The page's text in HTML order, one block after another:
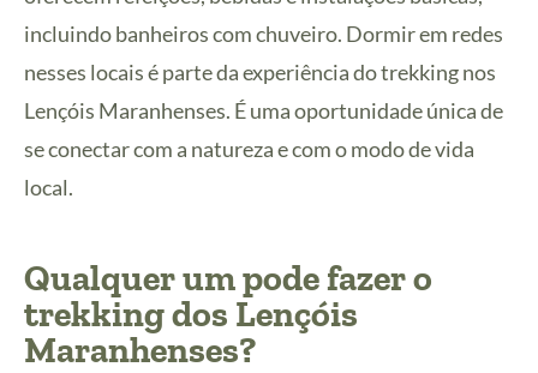
incluindo banheiros com chuveiro. Dormir em redes
nesses locais é parte da experiência do trekking nos
Lençóis Maranhenses. É uma oportunidade única de
se conectar com a natureza e com o modo de vida
local.
Qualquer um pode fazer o
trekking dos Lençóis
Maranhenses?